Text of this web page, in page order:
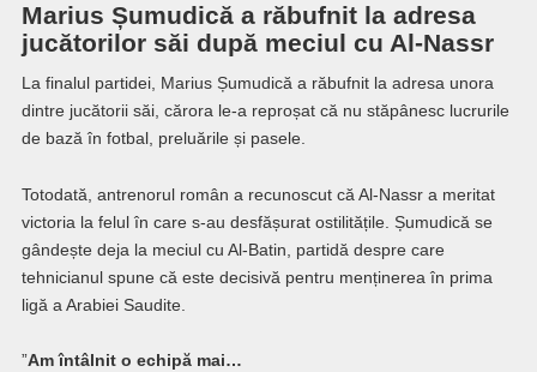
Marius Șumudică a răbufnit la adresa
jucătorilor săi după meciul cu Al-Nassr
La finalul partidei, Marius Șumudică a răbufnit la adresa unora
dintre jucătorii săi, cărora le-a reproșat că nu stăpânesc lucrurile
de bază în fotbal, preluările și pasele.
Totodată, antrenorul român a recunoscut că Al-Nassr a meritat
victoria la felul în care s-au desfășurat ostilitățile. Șumudică se
gândește deja la meciul cu Al-Batin, partidă despre care
tehnicianul spune că este decisivă pentru menținerea în prima
ligă a Arabiei Saudite.
”Am întâlnit o echipă mai…